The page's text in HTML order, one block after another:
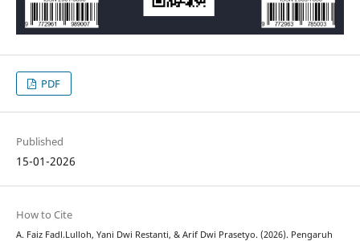
PDF
Published
15-01-2026
How to Cite
A. Faiz Fadl.Lulloh, Yani Dwi Restanti, & Arif Dwi Prasetyo. (2026). Pengaruh